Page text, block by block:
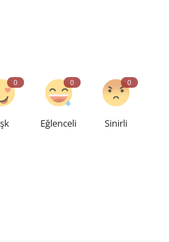
0 0
Eğlenceli
0
Sinirli